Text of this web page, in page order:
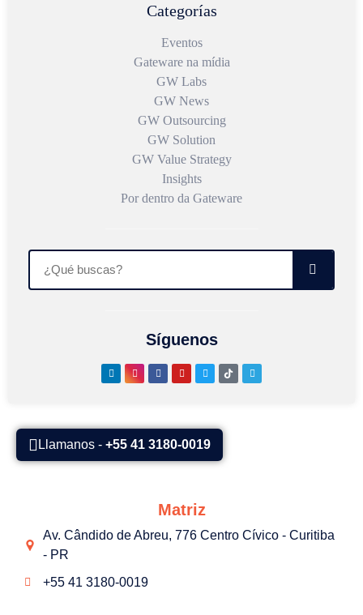
Categorías
Eventos
Gateware na mídia
GW Labs
GW News
GW Outsourcing
GW Solution
GW Value Strategy
Insights
Por dentro da Gateware
Síguenos
Llamanos - +55 41 3180-0019
Matriz
Av. Cândido de Abreu, 776 Centro Cívico - Curitiba
- PR
+55 41 3180-0019